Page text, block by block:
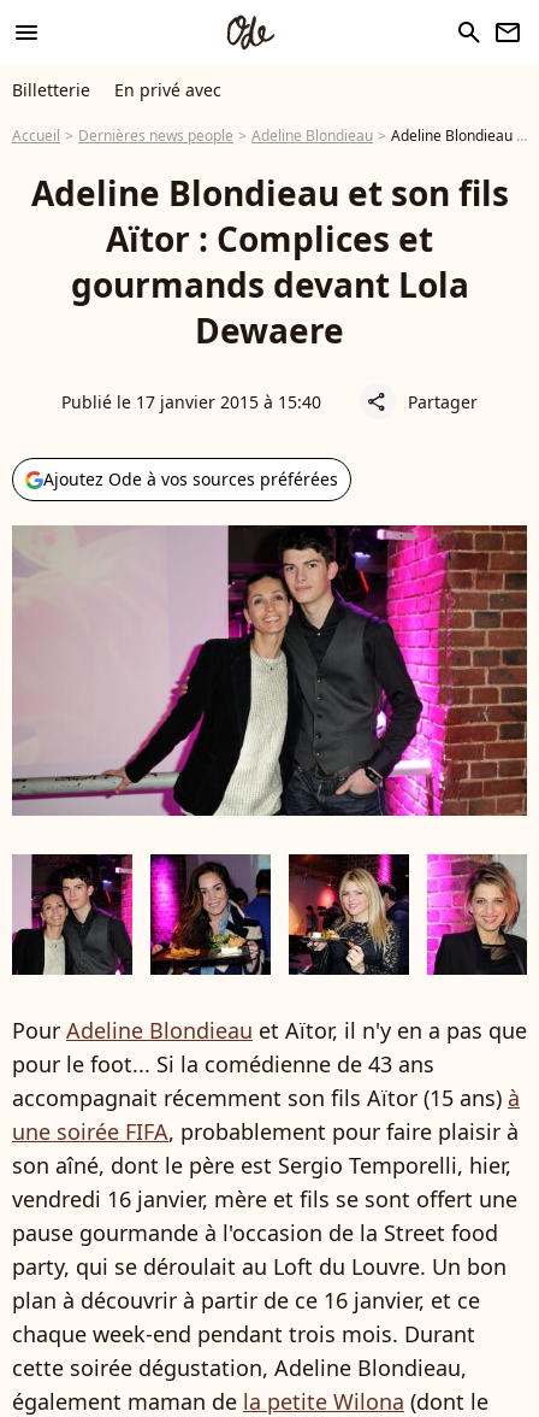
menu search newsletter
Billetterie En privé avec
Accueil Dernières news people Adeline Blondieau Adeline Blondieau et son fils Aïtor : Complices et gourmands devant Lola Dewaere
Adeline Blondieau et son fils
Aïtor : Complices et
gourmands devant Lola
Dewaere
Publié le 17 janvier 2015 à 15:40 share Partager
Ajoutez Ode à vos sources préférées
Pour Adeline Blondieau et Aïtor, il n'y en a pas que
pour le foot... Si la comédienne de 43 ans
accompagnait récemment son fils Aïtor (15 ans) à
une soirée FIFA, probablement pour faire plaisir à
son aîné, dont le père est Sergio Temporelli, hier,
vendredi 16 janvier, mère et fils se sont offert une
pause gourmande à l'occasion de la Street food
party, qui se déroulait au Loft du Louvre. Un bon
plan à découvrir à partir de ce 16 janvier, et ce
chaque week-end pendant trois mois. Durant
cette soirée dégustation, Adeline Blondieau,
également maman de la petite Wilona (dont le